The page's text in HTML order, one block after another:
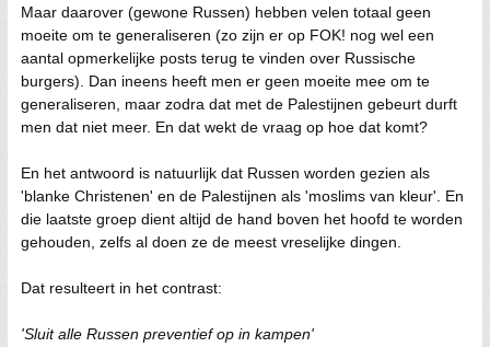
Maar daarover (gewone Russen) hebben velen totaal geen
moeite om te generaliseren (zo zijn er op FOK! nog wel een
aantal opmerkelijke posts terug te vinden over Russische
burgers). Dan ineens heeft men er geen moeite mee om te
generaliseren, maar zodra dat met de Palestijnen gebeurt durft
men dat niet meer. En dat wekt de vraag op hoe dat komt?
En het antwoord is natuurlijk dat Russen worden gezien als
'blanke Christenen' en de Palestijnen als 'moslims van kleur'. En
die laatste groep dient altijd de hand boven het hoofd te worden
gehouden, zelfs al doen ze de meest vreselijke dingen.
Dat resulteert in het contrast:
'Sluit alle Russen preventief op in kampen'